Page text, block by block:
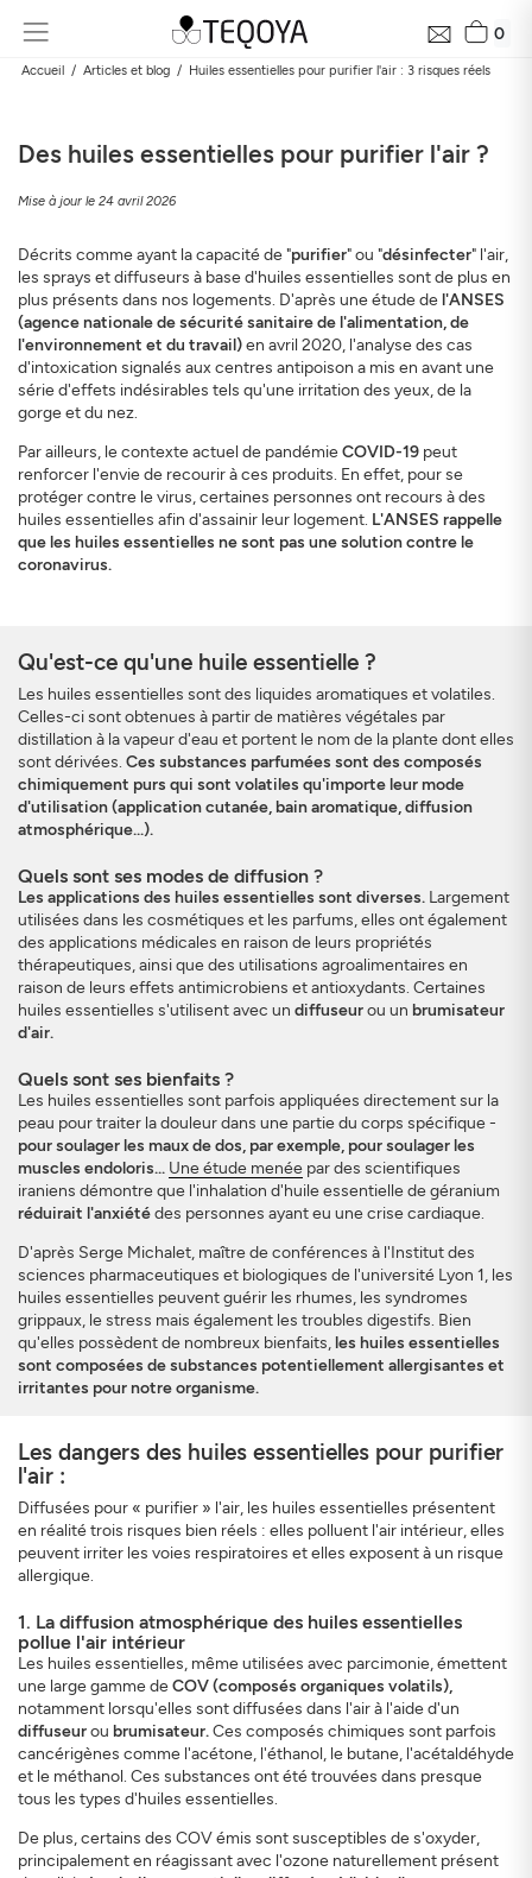
0
Accueil Articles et blog Huiles essentielles pour purifier l'air : 3 risques réels
Des huiles essentielles pour purifier l'air ?
Mise à jour le 24 avril 2026
Décrits comme ayant la capacité de "purifier" ou "désinfecter" l'air,
les sprays et diffuseurs à base d'huiles essentielles sont de plus en
plus présents dans nos logements. D'après une étude del'ANSES
(agence nationale de sécurité sanitaire de l'alimentation, de
l'environnement et du travail)en avril 2020, l'analyse des cas
d'intoxication signalés aux centres antipoison a mis en avant une
série d'effets indésirables tels qu'une irritation des yeux, de la
gorge et du nez.
Par ailleurs, le contexte actuel de pandémieCOVID-19 peut
renforcer l'envie de recourir à ces produits. En effet, pour se
protéger contre le virus, certaines personnes ont recours à des
huiles essentielles afin d'assainir leur logement. L'ANSES rappelle
que les huiles essentielles ne sont pas une solution contre le
coronavirus.
Qu'est-ce qu'une huile essentielle ?
Les huiles essentielles sont des liquides aromatiques et volatiles.
Celles-ci sont obtenues à partir de matières végétales par
distillation à la vapeur d'eau et portent le nom de la plante dont elles
sont dérivées. Ces substances parfumées sont des composés
chimiquement purs qui sont volatiles qu'importe leur mode
d'utilisation (application cutanée, bain aromatique, diffusion
atmosphérique...).
Quels sont ses modes de diffusion ?
Les applications des huiles essentielles sont diverses. Largement
utilisées dans les cosmétiques et les parfums, elles ont également
des applications médicales en raison de leurs propriétés
thérapeutiques, ainsi que des utilisations agroalimentaires en
raison de leurs effets antimicrobiens et antioxydants. Certaines
huiles essentielles s'utilisent avec un diffuseurou un brumisateur
d'air.
Quels sont ses bienfaits ?
Les huiles essentielles sont parfois appliquées directement sur la
peau pour traiter la douleur dans une partie du corps spécifique -
pour soulager les maux de dos, par exemple, pour soulager les
muscles endoloris... Une étude menée par des scientifiques
iraniens démontre que l'inhalation d'huile essentielle de géranium
réduirait l'anxiétédes personnes ayant eu une crise cardiaque.
D'après Serge Michalet, maître de conférences à l'Institut des
sciences pharmaceutiques et biologiques de l'université Lyon 1, les
huiles essentielles peuvent guérir les rhumes, les syndromes
grippaux, le stress mais également les troubles digestifs. Bien
qu'elles possèdent de nombreux bienfaits,les huiles essentielles
sont composées de substances potentiellement allergisantes et
irritantes pour notre organisme.
Les dangers des huiles essentielles pour purifier
l'air :
Diffusées pour « purifier » l'air, les huiles essentielles présentent
en réalité trois risques bien réels : elles polluent l'air intérieur, elles
peuvent irriter les voies respiratoires et elles exposent à un risque
allergique.
1. La diffusion atmosphérique des huiles essentielles
pollue l'air intérieur
Les huiles essentielles, même utilisées avec parcimonie, émettent
une large gamme deCOV (composés organiques volatils),
notamment lorsqu'elles sont diffusées dans l'air à l'aide d'un
diffuseurou brumisateur.Ces composés chimiques sont parfois
cancérigènes comme l'acétone, l'éthanol, le butane, l'acétaldéhyde
et le méthanol. Ces substances ont été trouvées dans presque
tous les types d'huiles essentielles.
De plus, certains des COV émis sont susceptibles de s'oxyder,
principalement en réagissant avec l'ozone naturellement présent
Recevez gratuitement le bilan de la qualité près de
chez vous en 24h
Découvrez la qualité de l’air autour de votre domicile, son
évolution et son impact sur votre santé
Adresse
S'INSCRIRE FERMER